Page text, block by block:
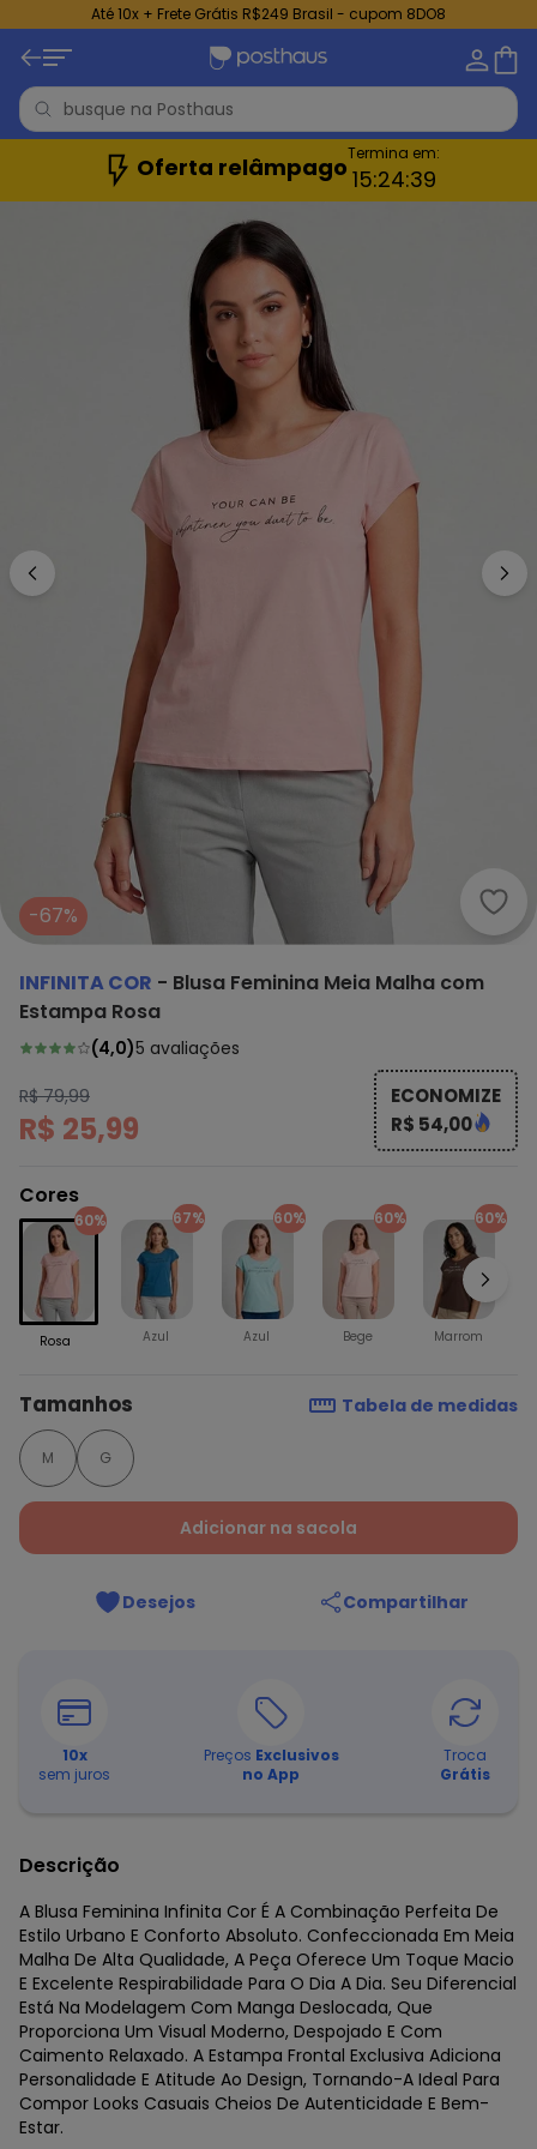
Até 10x + Frete Grátis R$249 Brasil - cupom 8DO8
Oferta relâmpagoTermina em:
15:24:37
-67%
INFINITA COR - Blusa Feminina Meia Malha com
Estampa Rosa
(4,0)5 avaliações
R$ 79,99
R$ 25,99
ECONOMIZE
R$ 54,00
Cores
60%
Rosa
67%
Azul
60%
Azul
60%
Bege
60%
Marrom
Tamanhos Tabela de medidas
M G
Adicionar na sacola
Desejos Compartilhar
10x
sem juros
Preços Exclusivos
no App
Troca
Grátis
Descrição
A Blusa Feminina Infinita Cor É A Combinação Perfeita De
Estilo Urbano E Conforto Absoluto. Confeccionada Em Meia
Malha De Alta Qualidade, A Peça Oferece Um Toque Macio
E Excelente Respirabilidade Para O Dia A Dia. Seu Diferencial
Está Na Modelagem Com Manga Deslocada, Que
Proporciona Um Visual Moderno, Despojado E Com
Caimento Relaxado. A Estampa Frontal Exclusiva Adiciona
Personalidade E Atitude Ao Design, Tornando-A Ideal Para
Compor Looks Casuais Cheios De Autenticidade E Bem-
Estar.